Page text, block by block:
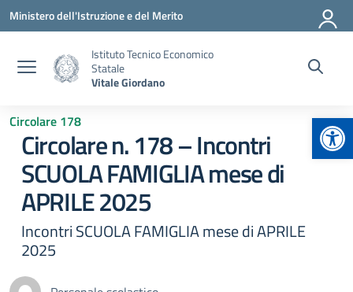
Vai ai contenuti
Vai al menu di navigazione
Vai al footer
Ministero dell'Istruzione e del Merito
Istituto Tecnico Economico
Statale
Vitale Giordano
Circolare 178
Circolare n. 178 – Incontri
SCUOLA FAMIGLIA mese di
APRILE 2025
Incontri SCUOLA FAMIGLIA mese di APRILE
2025